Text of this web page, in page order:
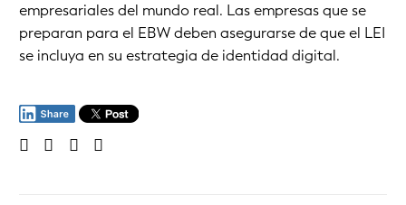
empresariales del mundo real. Las empresas que se
preparan para el EBW deben asegurarse de que el LEI
se incluya en su estrategia de identidad digital.